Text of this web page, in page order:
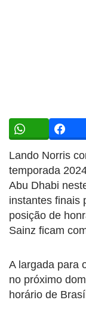
Lando Norris
temporada
Abu Dhabi
instantes finais
posição de
Sainz ficam
A largada para
no próximo
horário de